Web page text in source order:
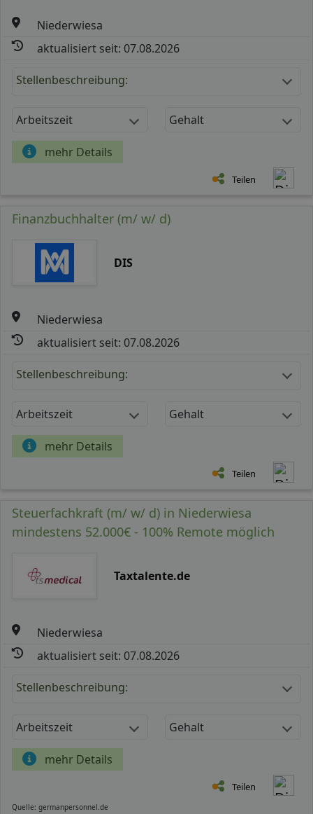
Niederwiesa
aktualisiert seit: 07.08.2026
Stellenbeschreibung:
Arbeitszeit Gehalt
mehr Details
Teilen
Finanzbuchhalter (m/ w/ d)
DIS
Niederwiesa
aktualisiert seit: 07.08.2026
Stellenbeschreibung:
Arbeitszeit Gehalt
mehr Details
Teilen
Steuerfachkraft (m/ w/ d) in Niederwiesa
mindestens 52.000€ - 100% Remote möglich
Taxtalente.de
Niederwiesa
aktualisiert seit: 07.08.2026
Stellenbeschreibung:
Arbeitszeit Gehalt
mehr Details
Teilen
Quelle: germanpersonnel.de